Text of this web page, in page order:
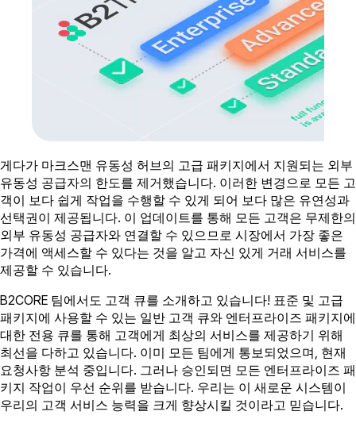
게다가 마크스맨 유동성 허브의 고급 패키지에서 지원되는 외부
유동성 공급자의 한도를 제거했습니다. 이러한 변경으로 모든 고
객이 보다 쉽게 작업을 수행할 수 있게 되어 보다 많은 유연성과
선택권이 제공됩니다. 이 업데이트를 통해 모든 고객은 무제한의
외부 유동성 공급자와 연결할 수 있으므로 시장에서 가장 좋은
가격에 액세스할 수 있다는 것을 알고 자신 있게 거래 서비스를
제공할 수 있습니다.
B2CORE 팀에서도 고객 큐를 소개하고 있습니다! 표준 및 고급
패키지에 사용할 수 있는 일반 고객 큐와 엔터프라이즈 패키지에
대한 전용 큐를 통해 고객에게 최상의 서비스를 제공하기 위해
최선을 다하고 있습니다. 이미 모든 팀에게 통보되었으며, 현재
요청사항 분석 중입니다. 그러나 승인되면 모든 엔터프라이즈 패
키지 작업이 우선 순위를 받습니다. 우리는 이 새로운 시스템이
우리의 고객 서비스 능력을 크게 향상시킬 것이라고 믿습니다.